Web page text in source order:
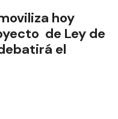
hoy
de Ley de
el